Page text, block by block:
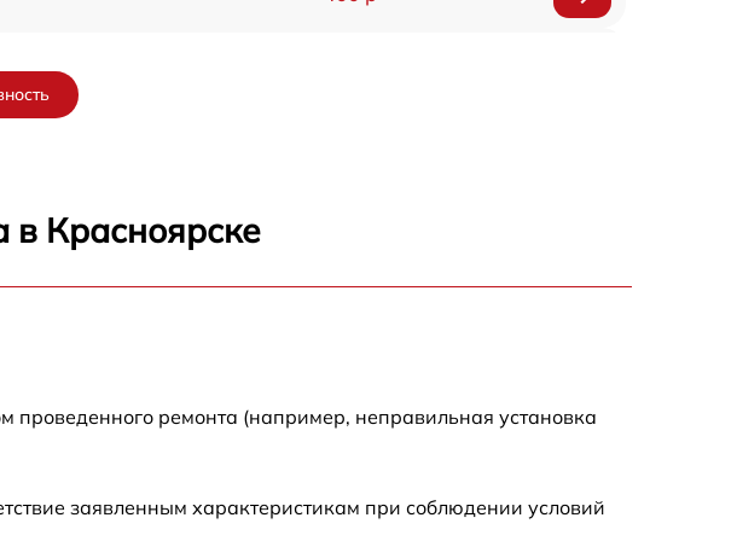
в Красноярске
проведенного ремонта (например, неправильная установка
заявленным характеристикам при соблюдении условий